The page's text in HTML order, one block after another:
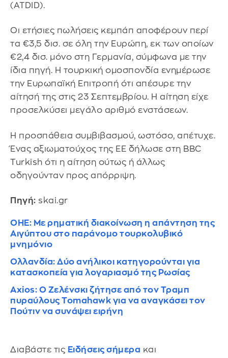
(ATDID).
Οι ετήσιες πωλήσεις κεμπάπ αποφέρουν περί
τα €3,5 δισ. σε όλη την Ευρώπη, εκ των οποίων
€2,4 δισ. μόνο στη Γερμανία, σύμφωνα με την
ίδια πηγή. Η τουρκική ομοσπονδία ενημέρωσε
την Ευρωπαϊκή Επιτροπή ότι απέσυρε την
αίτησή της στις 23 Σεπτεμβρίου. Η αίτηση είχε
προσελκύσει μεγάλο αριθμό ενστάσεων.
Η προσπάθεια συμβιβασμού, ωστόσο, απέτυχε.
Ένας αξιωματούχος της ΕΕ δήλωσε στη BBC
Turkish ότι η αίτηση ούτως ή άλλως
οδηγούνταν προς απόρριψη.
Πηγή: skai.gr
ΟΗΕ: Με ρηματική διακοίνωση η απάντηση της
Αιγύπτου στο παράνομο τουρκολυβικό
μνημόνιο
Ολλανδία: Δύο ανήλικοι κατηγορούνται για
κατασκοπεία για λογαριασμό της Ρωσίας
Axios: Ο Ζελένσκι ζήτησε από τον Τραμπ
πυραύλους Tomahawk για να αναγκάσει τον
Πούτιν να συνάψει ειρήνη
Διαβάστε τις Ειδήσεις σήμερα και